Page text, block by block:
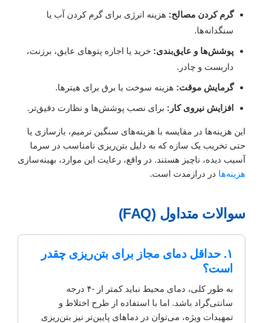
گرم کردن مصالح: هزینه انرژی برای گرم کردن آب یا
سنگدانه‌ها.
پوشش‌ها و عایق‌بندی: خرید یا اجاره پتوهای عایق، برزنت،
داربست و چادر.
گرمایش موقت: هزینه سوخت یا برق برای هیترها.
افزایش نیروی کار: برای نصب پوشش‌ها و نظارت دقیق‌تر.
این هزینه‌ها در مقایسه با هزینه‌های سنگین ترمیم، بازسازی یا
حتی تخریب یک سازه که به دلیل بتن‌ریزی نامناسب در سرما
آسیب دیده، ناچیز هستند. در واقع، رعایت این موارد، بهینه‌سازی
هزینه‌ها در درازمدت است.
سوالات متداول (FAQ)
۱. حداقل دمای مجاز برای بتن‌ریزی چقدر
است؟
به طور کلی، دمای محیط نباید کمتر از -۴ درجه
سانتی‌گراد باشد. اما با استفاده از طرح اختلاط و
تمهیدات ویژه، می‌توان در دماهای پایین‌تر نیز بتن‌ریزی